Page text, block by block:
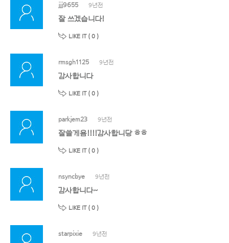
jjj9655 9년전
잘 쓰겠습니다!
LIKE IT ( 0 )
rmsgh1125 9년전
감사합니다
LIKE IT ( 0 )
parkjem23 9년전
잘쓸게욤!!!!감사합니당 ㅎㅎ
LIKE IT ( 0 )
nsyncbye 9년전
감사합니다~
LIKE IT ( 0 )
starpixie 9년전